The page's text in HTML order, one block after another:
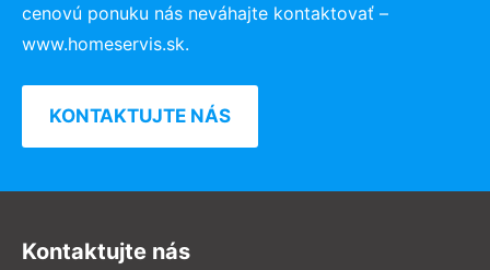
cenovú ponuku nás neváhajte kontaktovať –
www.homeservis.sk.
KONTAKTUJTE NÁS
Kontaktujte nás